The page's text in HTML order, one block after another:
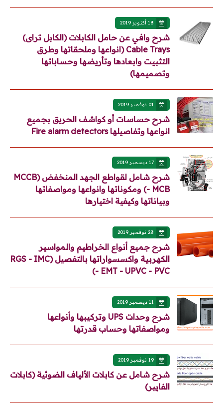
18 أكتوبر 2019
شرح وافي عن حامل الكابلات (الكابل تراى)
Cable Trays (انواعها وملحقاتها وطرق
التثبيت وابعادها وتأريضها وحساباتها
وتصميمها)
01 نوفمبر 2019
شرح حساسات أو كواشف الحريق بجميع
انواعها وتفاصيلها Fire alarm detectors
17 ديسمبر 2019
شرح شامل لقواطع الجهد المنخفض (MCCB
- MCB) ومكوناتها وانواعها ومواصفاتها
وبياناتها وكيفية اختيارها
28 نوفمبر 2019
شرح جميع أنواع الخراطيم والمواسير
الكهربية واكسسواراتها بالتفصيل (RGS - IMC
- EMT - UPVC - PVC)
11 ديسمبر 2019
شرح وحدات UPS وتركيبها وأنواعها
ومواصفاتها وحساب قدرتها
19 نوفمبر 2019
شرح شامل عن كابلات الألياف الضوئية (كابلات
الفايبر)